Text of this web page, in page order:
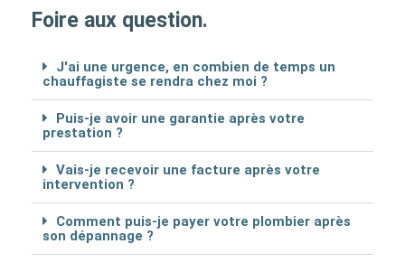
Foire aux question.
J'ai une urgence, en combien de temps un
chauffagiste se rendra chez moi ?
Puis-je avoir une garantie après votre
prestation ?
Vais-je recevoir une facture après votre
intervention ?
Comment puis-je payer votre plombier après
son dépannage ?